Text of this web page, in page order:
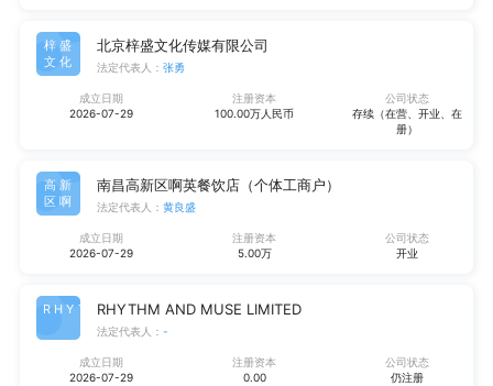
梓盛
文化
北京梓盛文化传媒有限公司
法定代表人： 张勇
成立日期
2026-07-29
注册资本
100.00万人民币
公司状态
存续（在营、开业、在
册）
高新
区啊
南昌高新区啊英餐饮店（个体工商户）
法定代表人： 黄良盛
成立日期
2026-07-29
注册资本
5.00万
公司状态
开业
RHYT RHYTHM AND MUSE LIMITED
法定代表人： -
成立日期
2026-07-29
注册资本
0.00
公司状态
仍注册